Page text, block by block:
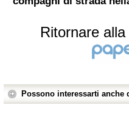
Ritornare
Possono interessarti anche